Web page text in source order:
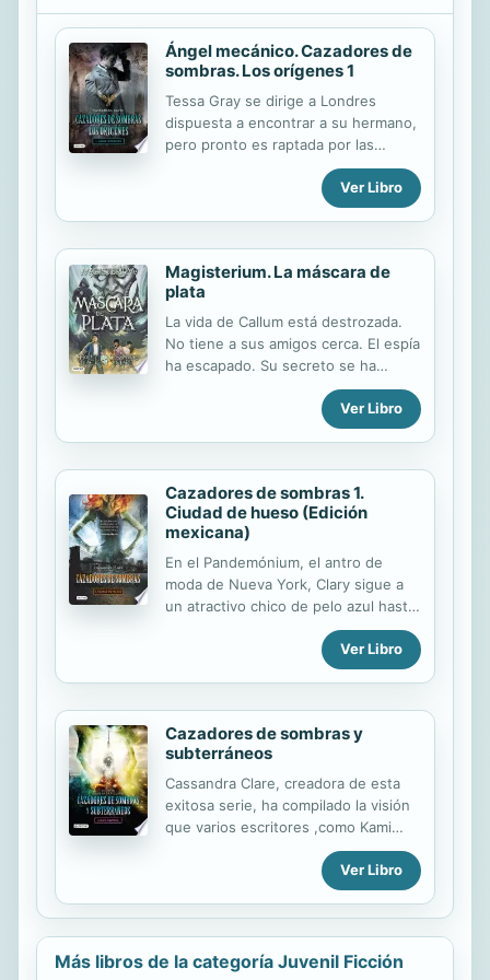
Ángel mecánico. Cazadores de
sombras. Los orígenes 1
Tessa Gray se dirige a Londres
dispuesta a encontrar a su hermano,
pero pronto es raptada por las
Hermanas Oscuras y rescatada por
los Cazadores de Sombras. Tessa se
sentirá atraída por Jem y Will, y
su corazón mientras los tres siguen
en busca de su hermano y
descubren que alguien trama acabar
con ellos.
Ver Libro
Magisterium. La máscara de
plata
La vida de Callum está destrozada.
No tiene a sus amigos cerca. El espía
ha escapado. Su secreto se ha
revelado. Tras las rejas, lejos de la
magia, por lo que él es, por lo que
podría llegar ser. Una promesa de
pagar por ella. ¿Se mantendrá fuerte
y fiel a sus amigos y profesores?
Ver Libro
Cazadores de sombras 1.
Ciudad de hueso (Edición
mexicana)
En el Pandemónium, el antro de
moda de Nueva York, Clary sigue a
un atractivo chico de pelo azul hasta
que es asesinado a manos de tres
jóvenes cubiertos de extraños
tatuajes. Desde esa noche, el
cazadores de sombras "guerreros
dedicados a desterrar demonios" y
en especial al de Jace, con quien
descubrirá un extraordinario y feroz
mundo que es invisible al ojo
humano, el mundo al que ella
Ver Libro
Cazadores de sombras y
subterráneos
Cassandra Clare, creadora de esta
exitosa serie, ha compilado la visión
que varios escritores ,como Kami
Garcia y Holly Black, tienen sobre el
fantástico universo que ella imaginó
y donde nefilim, vampiros, hombres
lobo, brujos y demás criaturas
fantásticas siguen atrapando a
millones de lectores en todo el
Ver Libro
Más libros de la categoría Juvenil Ficción